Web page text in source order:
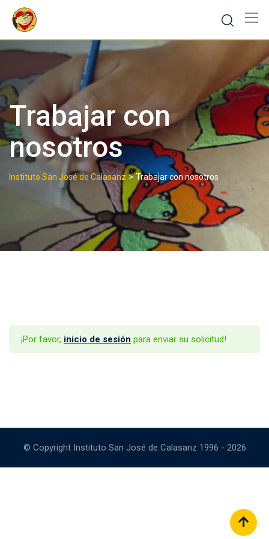
content
Trabajar con
nosotros
Instituto San José de Calasanz>Trabajar con nosotros
¡Por favor, inicio de sesión para enviar su solicitud!
© Copyright Instituto San José de Calasanz 1996 - 2026